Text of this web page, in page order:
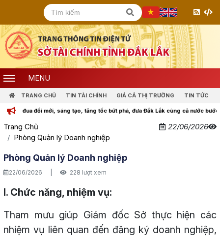
MENU
TRANG CHỦ TIN TÀI CHÍNH GIÁ CẢ THỊ TRƯỜNG TIN TỨC
sáng tạo, tăng tốc bứt phá, đưa Đắk Lắk cùng cả nước bước vào kỷ
Trang Chủ
Phòng Quản lý Doanh nghiệp
22/06/2026
Phòng Quản lý Doanh nghiệp
22/06/2026 228 lượt xem
I. Chức năng, nhiệm vụ:
Tham mưu giúp Giám đốc Sở thực hiện các
nhiệm vụ liên quan đến đăng ký doanh nghiệp,